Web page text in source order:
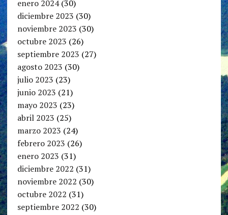
enero 2024(30)
diciembre 2023 (30)
noviembre 2023 (30)
octubre 2023 (26)
septiembre 2023 (27)
agosto 2023 (30)
julio 2023 (23)
junio 2023 (21)
mayo 2023 (23)
abril 2023 (25)
marzo 2023 (24)
febrero 2023 (26)
enero 2023 (31)
diciembre 2022 (31)
noviembre 2022 (30)
octubre 2022 (31)
septiembre 2022 (30)